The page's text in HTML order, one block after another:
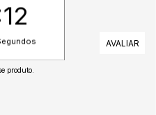
produto.
11